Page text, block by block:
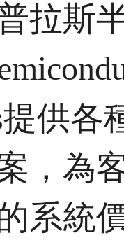
拉斯
供各
，為
系統